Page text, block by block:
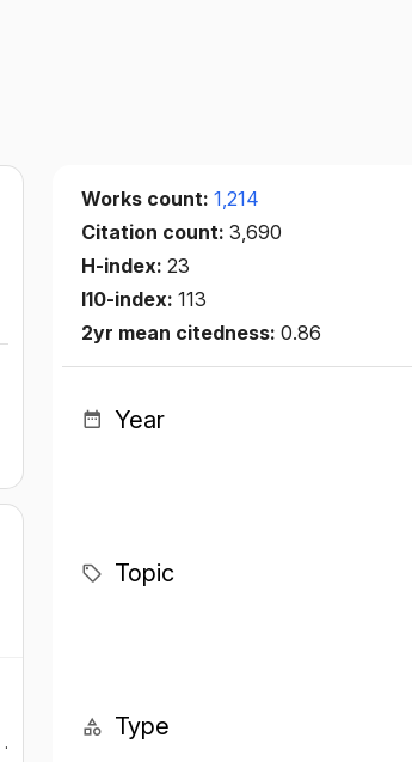
·
Works count:1,214
Citation count:3,690
H-index:23
I10-index:113
2yr mean citedness:0.86
Year
Topic
Type